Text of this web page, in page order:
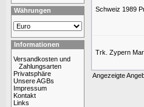
Währungen
Informationen
Versandkosten und
Zahlungsarten
Privatsphäre
Unsere AGBs
Impressum
Kontakt
Links
Schweiz 1989
Trk. Zypern
Angezeigte